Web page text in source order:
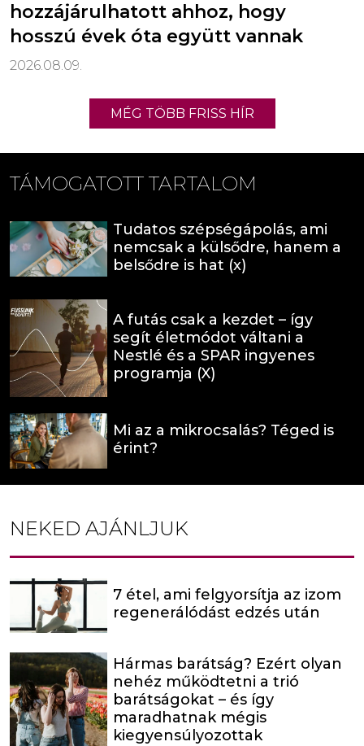
hozzájárulhatott ahhoz, hogy
hosszú évek óta együtt vannak
2026.08.09.
MÉG TÖBB FRISS HÍR
TÁMOGATOTT TARTALOM
Tudatos szépségápolás, ami
nemcsak a külsődre, hanem a
belsődre is hat (x)
A futás csak a kezdet – így
segít életmódot váltani a
Nestlé és a SPAR ingyenes
programja (X)
Mi az a mikrocsalás? Téged is
érint?
NEKED AJÁNLJUK
7 étel, ami felgyorsítja az izom
regenerálódást edzés után
Hármas barátság? Ezért olyan
nehéz működtetni a trió
barátságokat – és így
maradhatnak mégis
kiegyensúlyozottak